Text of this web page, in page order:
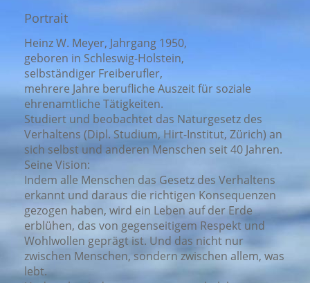
Portrait
Heinz W. Meyer, Jahrgang 1950,
geboren in Schleswig-Holstein,
selbständiger Freiberufler,
mehrere Jahre berufliche Auszeit für soziale
ehrenamtliche Tätigkeiten.
Studiert und beobachtet das Naturgesetz des
Verhaltens (Dipl. Studium, Hirt-Institut, Zürich) an
sich selbst und anderen Menschen seit 40 Jahren.
Seine Vision:
Indem alle Menschen das Gesetz des Verhaltens
erkannt und daraus die richtigen Konsequenzen
gezogen haben, wird ein Leben auf der Erde
erblühen, das von gegenseitigem Respekt und
Wohlwollen geprägt ist. Und das nicht nur
zwischen Menschen, sondern zwischen allem, was
lebt.